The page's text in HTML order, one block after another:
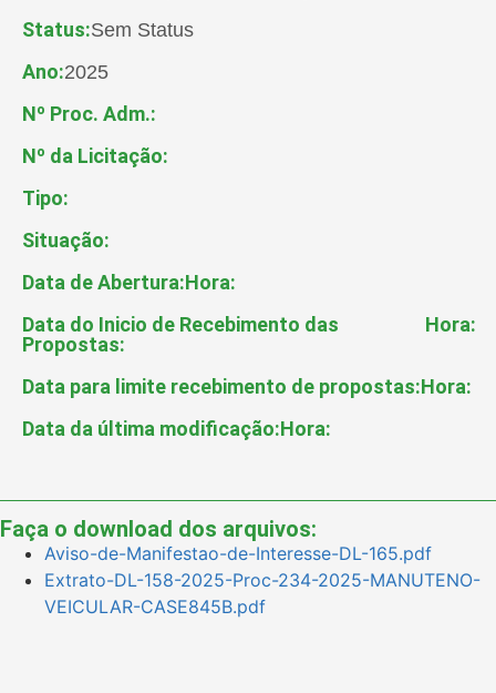
Status:Sem Status
Ano:2025
Nº Proc. Adm.:
Nº da Licitação:
Tipo:
Situação:
Data de Abertura:Hora:
Data do Inicio de Recebimento das
Propostas:
Hora:
Data para limite recebimento de propostas:Hora:
Data da última modificação:Hora:
Faça o download dos arquivos:
Aviso-de-Manifestao-de-Interesse-DL-165.pdf
Extrato-DL-158-2025-Proc-234-2025-MANUTENO-
VEICULAR-CASE845B.pdf